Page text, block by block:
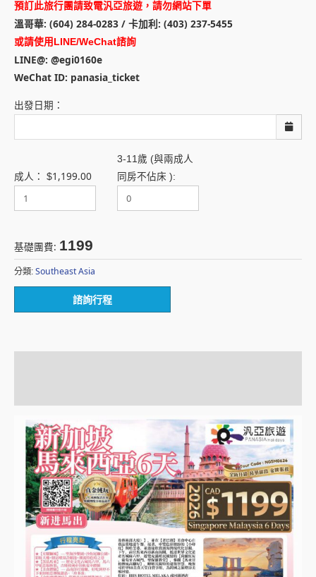
預訂此旅行團請致電汎亞旅遊，請勿網站下單
溫哥華: (604) 284-0283 / 卡加利: (403) 237-5455
或請使用LINE/WeChat諮詢
LINE@: @egi0160e
WeChat ID: panasia_ticket
出發日期：
成人： $1,199.00
3-11歲 (與兩成人
同房不佔床 ):
基礎團費: 1199
分類: Southeast Asia
諮詢行程